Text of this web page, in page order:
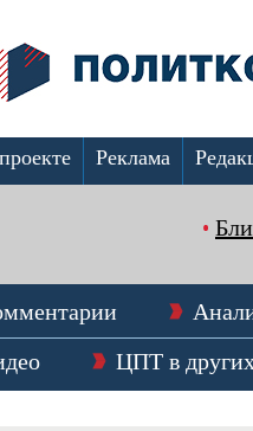
Реклама
ЦПТ в